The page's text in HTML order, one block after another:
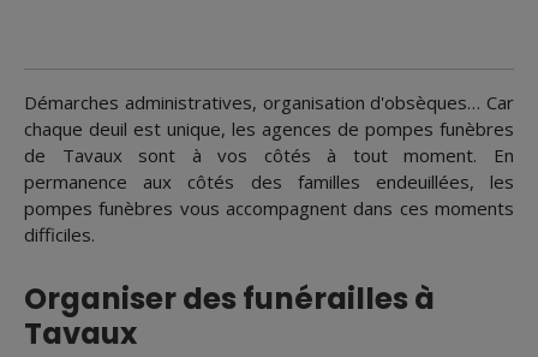
Démarches administratives, organisation d'obsèques… Car
chaque deuil est unique, les agences de pompes funèbres
de Tavaux sont à vos côtés à tout moment. En
permanence aux côtés des familles endeuillées, les
pompes funèbres vous accompagnent dans ces moments
difficiles.
Organiser des funérailles à
Tavaux